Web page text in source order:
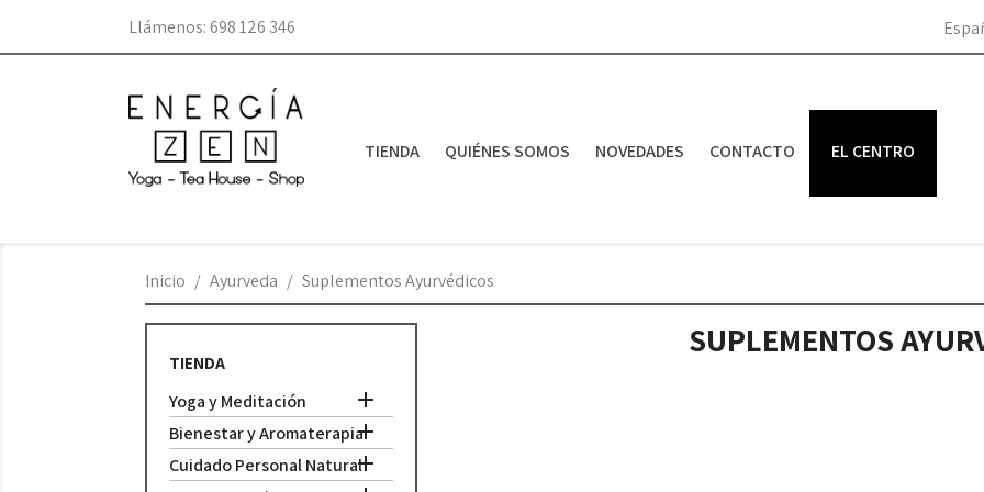
Llámenos: 698 126 346
TIENDA QUIÉNES SOMOS NOVEDADES CONTACTO EL CENTRO
Inicio Ayurveda Suplementos Ayurvédicos
TIENDA
Yoga y Meditación 
Bienestar y Aromaterapia
Cuidado Personal Natural
SUPLEMENTOS